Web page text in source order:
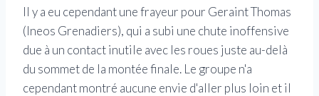
Il y a eu cependant une frayeur pour Geraint Thomas
(Ineos Grenadiers), qui a subi une chute inoffensive
due à un contact inutile avec les roues juste au-delà
du sommet de la montée finale. Le groupe n'a
cependant montré aucune envie d'aller plus loin et il